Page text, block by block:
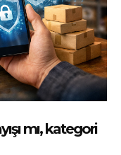
mı, kategori